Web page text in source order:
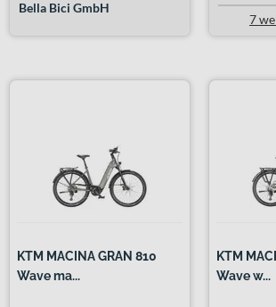
Bella Bici GmbH
7
KTM MACINA GRAN 810
Wave ma...
KTM
Wave w...